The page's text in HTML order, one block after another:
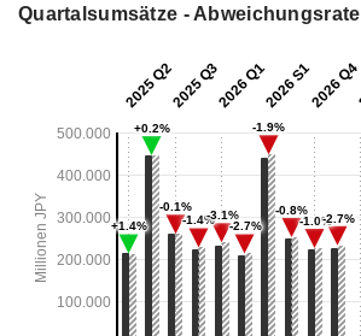
Quartalsumsätze - Abweichungsrate